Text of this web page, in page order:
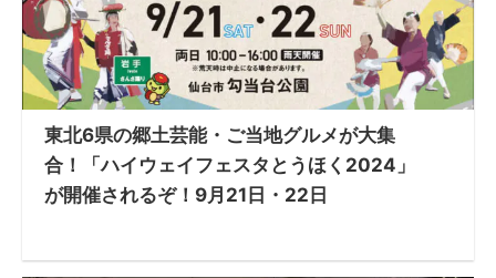
東北6県の郷土芸能・ご当地グルメが大集
合！「ハイウェイフェスタとうほく2024」
が開催されるぞ！9月21日・22日